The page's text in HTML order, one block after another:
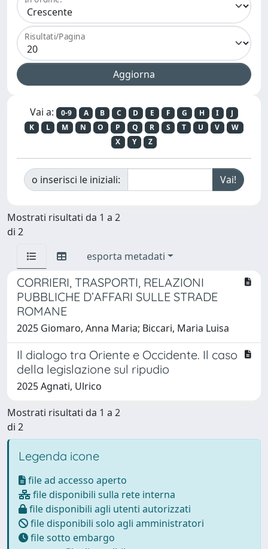
Risultati/Pagina
Vai a: 0-9 A B C D E F G H I
J
K
L M N O P Q R S T U V
W
X
Y Z
o inserisci le iniziali:
Mostrati risultati da 1 a 2
di 2
esporta metadati
CORRIERI, TRASPORTI, RELAZIONI
PUBBLICHE D’AFFARI SULLE STRADE
ROMANE
2025 Giomaro, Anna Maria; Biccari, Maria Luisa
Il dialogo tra Oriente e Occidente. Il caso
della legislazione sul ripudio
2025 Agnati, Ulrico
Mostrati risultati da 1 a 2
di 2
Legenda icone
file ad accesso aperto
file disponibili sulla rete interna
file disponibili agli utenti autorizzati
file disponibili solo agli amministratori
file sotto embargo